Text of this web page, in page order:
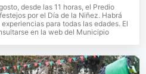
desde las 11 horas, el Predio
por el Día de la Niñez. Habrá
para todas las edades. El
en la web del Municipio